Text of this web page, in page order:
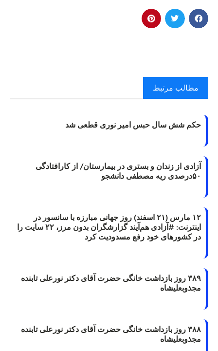
مطالب مرتبط
حکم شش سال حبس امیر نوری قطعی شد
آزادی از زندان و بستری در بیمارستان/ از کارافتادگی
۵۰درصدی ریه مصطفی دانشجو
۱۲ مارس (۲۱ اسفند) روز جهانی مبارزه با سانسور در
اینترنت: #آزادی هم‌آیند گزارشگران‌ بدون مرز، ۲۲ سایت را
در کشورهای خود رفع مسدودیت کرد
۳۸۹ روز بازداشت خانگی حضرت آقای دکتر نورعلی تابنده
مجذوبعلیشاه
۳۸۸ روز بازداشت خانگی حضرت آقای دکتر نورعلی تابنده
مجذوبعلیشاه